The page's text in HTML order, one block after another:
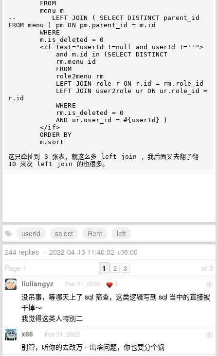
        menu m
--         LEFT JOIN ( SELECT DISTINCT parent_id
FROM menu ) pm ON pm.parent_id = m.id
        WHERE
        m.is_deleted = 0
        <if test="userId !=null and userId !=''">
r.id
        </if>
        ORDER BY
        m.sort
这只牵扯到 3 张表，就这么多 left join ，我后面又去翻了翻
10 来次 left join 的也很多。
userid select Rent
left
244 replies • 2022-04-13 11:46:02 +08:00
Page 1
of 3
1 2 3
1
liuliangyz Feb 21, 2022 3
没吊事，等哪天上了 sql 筛查，这类逻辑写到 sql 当中的直接被
干掉～
我觉得这类人特别二
2
x86 Feb 21, 2022
别管，听你的去改万一出啥问题，你也要分个锅